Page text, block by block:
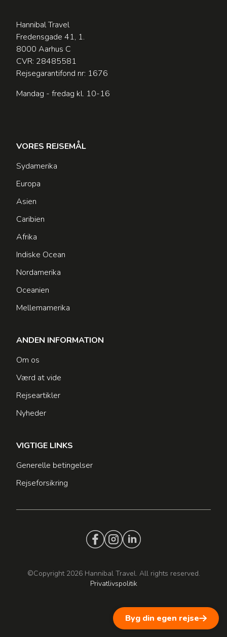
Byg din egen rejse
Hannibal Travel
Fredensgade 41, 1.
8000 Aarhus C
CVR: 28485581
Rejsegarantifond nr: 1676
Mandag - fredag kl. 10-16
VORES REJSEMÅL
Sydamerika
Europa
Asien
Caribien
Afrika
Indiske Ocean
Nordamerika
Oceanien
Mellemamerika
ANDEN INFORMATION
Om os
Værd at vide
Rejseartikler
Nyheder
VIGTIGE LINKS
Generelle betingelser
Rejseforsikring
©Copyright 2026 Hannibal Travel. All rights reserved.
Privatlivspolitik